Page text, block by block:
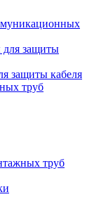
защиты кабеля
труб
труб